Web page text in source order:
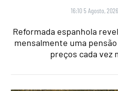
16:10 5 Agosto, 2026
Reformada espanhola
mensalmente uma
preços cada vez